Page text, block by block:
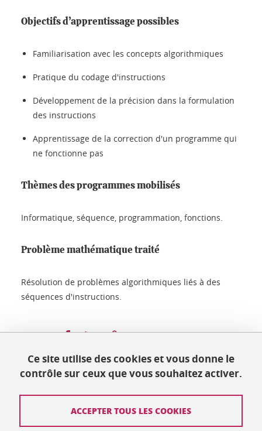
Objectifs d’apprentissage possibles
Familiarisation avec les concepts algorithmiques
Pratique du codage d'instructions
Développement de la précision dans la formulation
des instructions
Apprentissage de la correction d'un programme qui
ne fonctionne pas
Thèmes des programmes mobilisés
Informatique, séquence, programmation, fonctions.
Problème mathématique traité
Résolution de problèmes algorithmiques liés à des
séquences d'instructions.
Partager Partager sur Facebook
Partager sur LinkedIn
Mis à jour le 25 juillet 2024
Ce site utilise des cookies et vous donne le
contrôle sur ceux que vous souhaitez activer.
ACCEPTER TOUS LES COOKIES